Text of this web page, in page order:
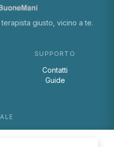
giusto, vicino a te.
SUPPORTO
Contatti
Guide